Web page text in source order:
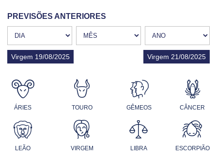
PREVISÕES ANTERIORES
Virgem 19/08/2025 Virgem 21/08/2025
ÁRIES TOURO GÊMEOS CÂNCER
LEÃO VIRGEM LIBRA ESCORPIÃO